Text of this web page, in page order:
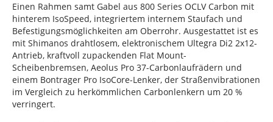
Einen Rahmen samt Gabel aus 800 Series OCLV Carbon mit
hinterem IsoSpeed, integriertem internem Staufach und
Befestigungsmöglichkeiten am Oberrohr. Ausgestattet ist es
mit Shimanos drahtlosem, elektronischem Ultegra Di2 2x12-
Antrieb, kraftvoll zupackenden Flat Mount-
Scheibenbremsen, Aeolus Pro 37-Carbonlaufrädern und
einem Bontrager Pro IsoCore-Lenker, der Straßenvibrationen
im Vergleich zu herkömmlichen Carbonlenkern um 20 %
verringert.